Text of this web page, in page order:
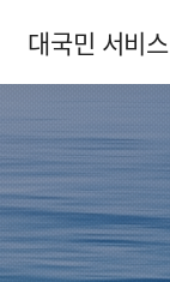
대국민 서비스